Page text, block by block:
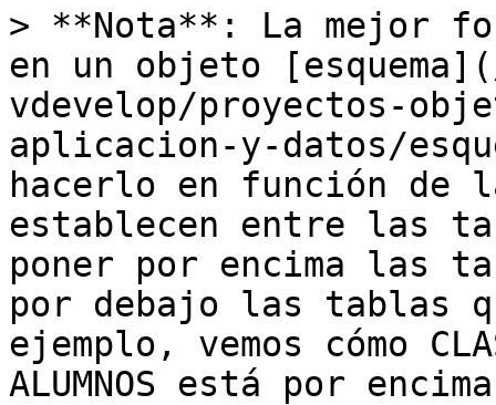
> **Nota**: La mejor
en un objeto
vdevelop/proyectos-
aplicacion-y-datos/
hacerlo en función de
establecen entre las
poner por encima las
por debajo las tablas
ejemplo, vemos cómo
ALUMNOS está por